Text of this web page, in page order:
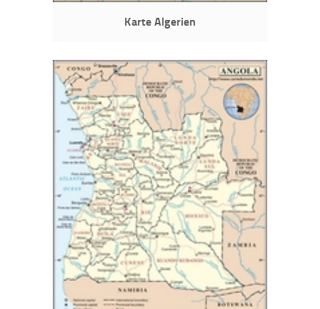
Karte Algerien